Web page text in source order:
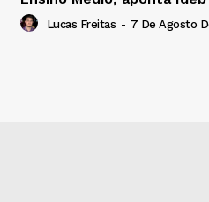
Lucas Freitas - 7 De Agosto